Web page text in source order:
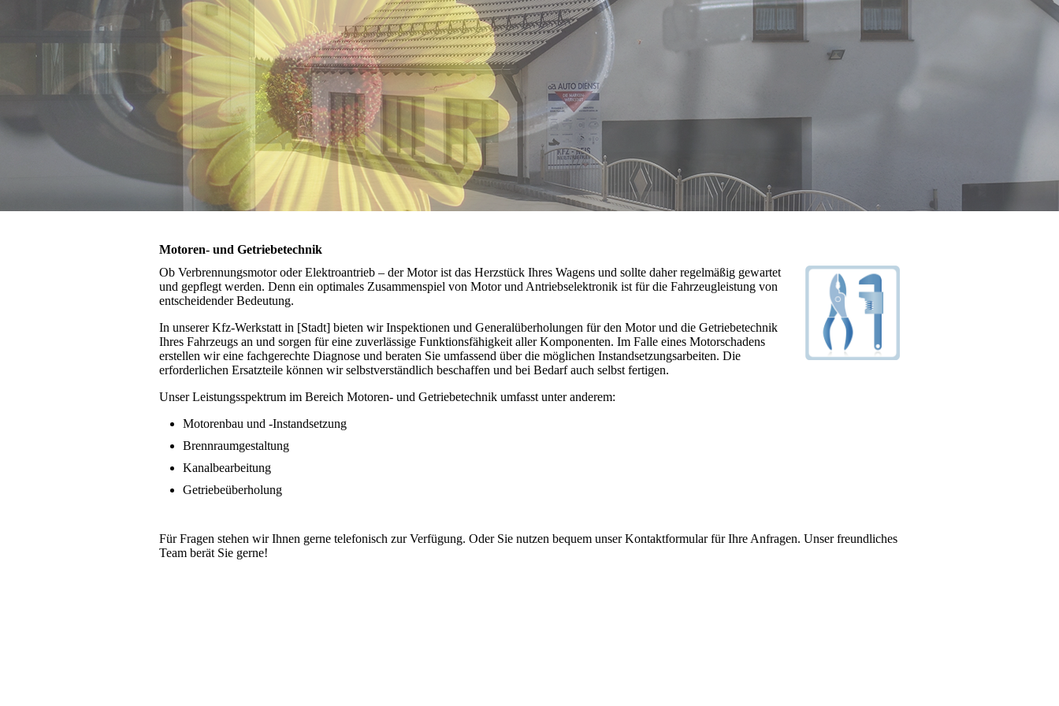
Motoren- und Getriebetechnik
Ob Verbrennungsmotor oder Elektroantrieb – der Motor ist das Herzstück Ihres Wagens und sollte daher regelmäßig gewartet
und gepflegt werden. Denn ein optimales Zusammenspiel von Motor und Antriebselektronik ist für die Fahrzeugleistung von
entscheidender Bedeutung.
In unserer Kfz-Werkstatt in [Stadt] bieten wir Inspektionen und Generalüberholungen für den Motor und die Getriebetechnik
Ihres Fahrzeugs an und sorgen für eine zuverlässige Funktionsfähigkeit aller Komponenten. Im Falle eines Motorschadens
erstellen wir eine fachgerechte Diagnose und beraten Sie umfassend über die möglichen Instandsetzungsarbeiten. Die
erforderlichen Ersatzteile können wir selbstverständlich beschaffen und bei Bedarf auch selbst fertigen.
Unser Leistungsspektrum im Bereich Motoren- und Getriebetechnik umfasst unter anderem:
Motorenbau und -Instandsetzung
Brennraumgestaltung
Kanalbearbeitung
Getriebeüberholung
Für Fragen stehen wir Ihnen gerne telefonisch zur Verfügung. Oder Sie nutzen bequem unser Kontaktformular für Ihre Anfragen. Unser freundliches
Team berät Sie gerne!